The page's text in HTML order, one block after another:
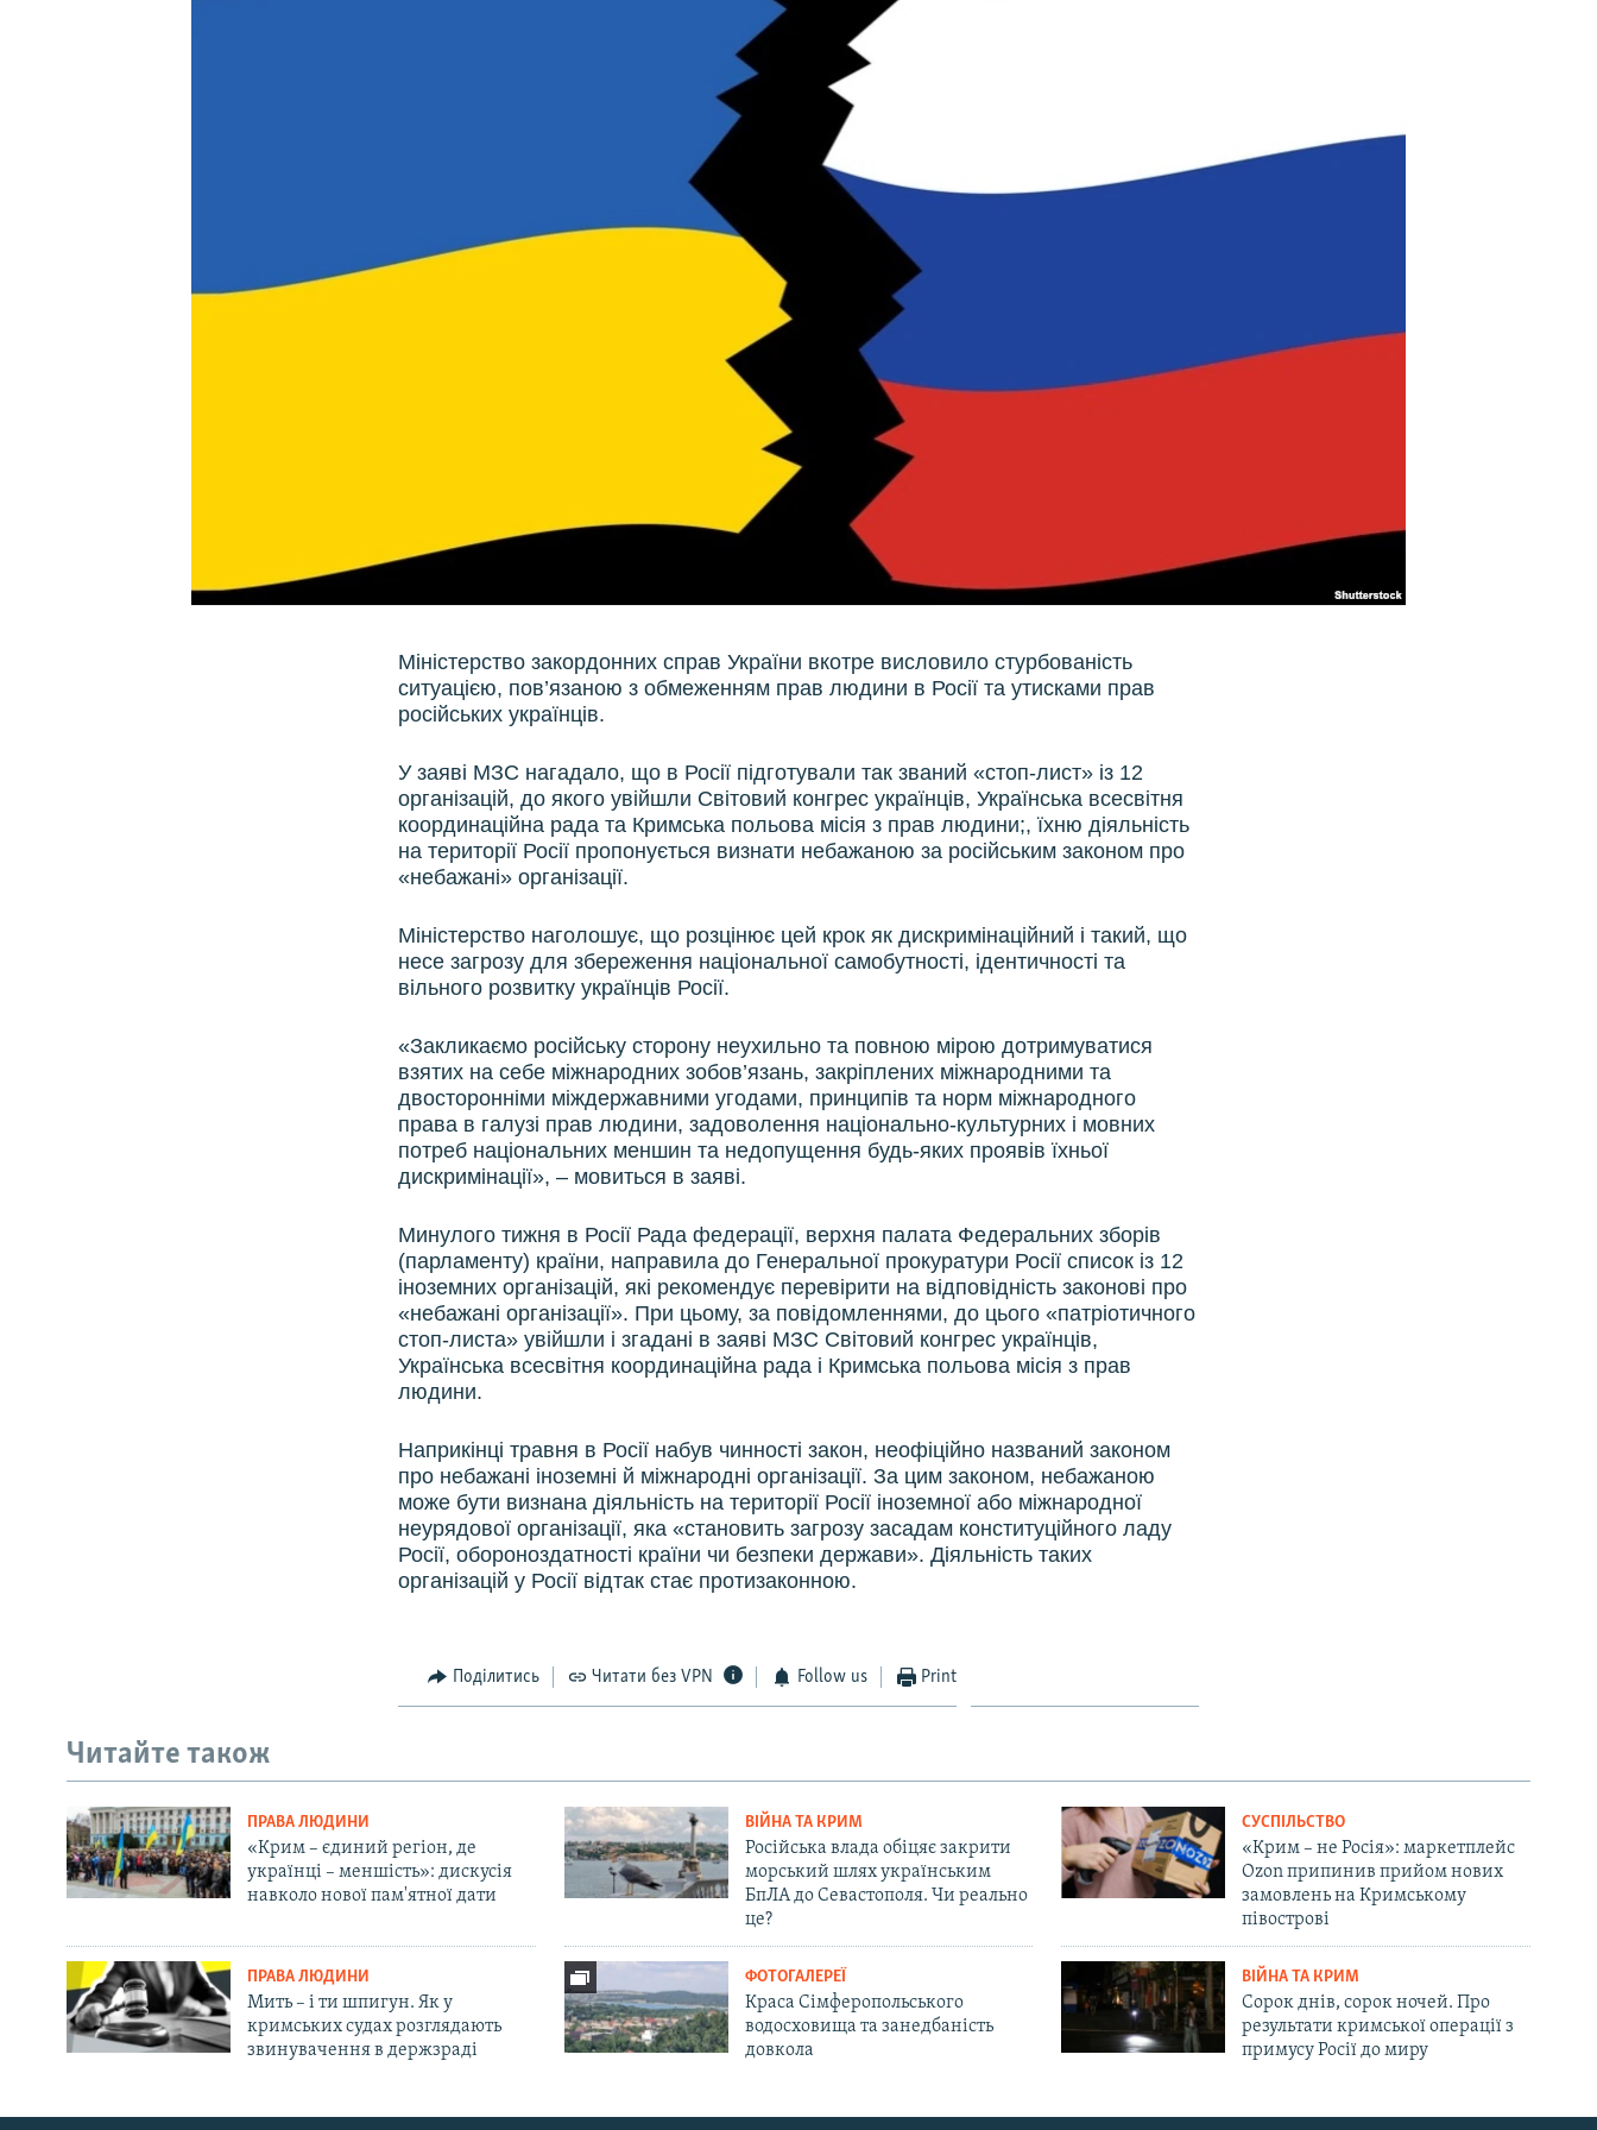
Русский
Міністерство закордонних справ України вкотре висловило стурбованість
ситуацією, пов’язаною з обмеженням прав людини в Росії та утисками прав
російських українців.
У заяві МЗС нагадало, що в Росії підготували так званий «стоп-лист» із 12
організацій, до якого увійшли Світовий конгрес українців, Українська всесвітня
координаційна рада та Кримська польова місія з прав людини;, їхню діяльність
на території Росії пропонується визнати небажаною за російським законом про
«небажані» організації.
Міністерство наголошує, що розцінює цей крок як дискримінаційний і такий, що
несе загрозу для збереження національної самобутності, ідентичності та
вільного розвитку українців Росії.
«Закликаємо російську сторону неухильно та повною мірою дотримуватися
взятих на себе міжнародних зобов’язань, закріплених міжнародними та
двосторонніми міждержавними угодами, принципів та норм міжнародного
права в галузі прав людини, задоволення національно-культурних і мовних
потреб національних меншин та недопущення будь-яких проявів їхньої
дискримінації», – мовиться в заяві.
Минулого тижня в Росії Рада федерації, верхня палата Федеральних зборів
(парламенту) країни, направила до Генеральної прокуратури Росії список із 12
іноземних організацій, які рекомендує перевірити на відповідність законові про
«небажані організації». При цьому, за повідомленнями, до цього «патріотичного
стоп-листа» увійшли і згадані в заяві МЗС Світовий конгрес українців,
Українська всесвітня координаційна рада і Кримська польова місія з прав
людини.
Наприкінці травня в Росії набув чинності закон, неофіційно названий законом
про небажані іноземні й міжнародні організації. За цим законом, небажаною
може бути визнана діяльність на території Росії іноземної або міжнародної
неурядової організації, яка «становить загрозу засадам конституційного ладу
Росії, обороноздатності країни чи безпеки держави». Діяльність таких
організацій у Росії відтак стає протизаконною.
Поділитись Читати без VPN Follow us Print
Читайте також
ПРАВА ЛЮДИНИ
«Крим – єдиний регіон, де
українці – меншість»: дискусія
навколо нової пам'ятної дати
ВІЙНА ТА КРИМ
Російська влада обіцяє закрити
морський шлях українським
БпЛА до Севастополя. Чи реально
це?
СУСПІЛЬСТВО
«Крим – не Росія»: маркетплейс
Ozon припинив прийом нових
замовлень на Кримському
півострові
ПРАВА ЛЮДИНИ
Мить – і ти шпигун. Як у
кримських судах розглядають
звинувачення в держзраді
ФОТОГАЛЕРЕЇ
Краса Сімферопольського
водосховища та занедбаність
довкола
ВІЙНА ТА КРИМ
Сорок днів, сорок ночей. Про
результати кримської операції з
примусу Росії до миру